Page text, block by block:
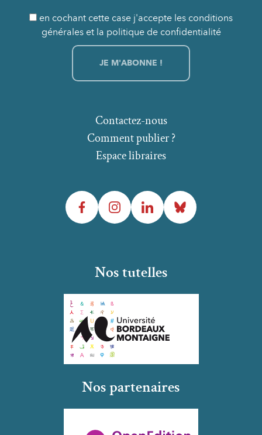
en cochant cette case j'accepte les conditions
générales et la politique de confidentialité
Comment publier ?
Espace libraires
Contactez-nous
FacebookInstagramLinkedInBluesky
Nos tutelles
Nos partenaires